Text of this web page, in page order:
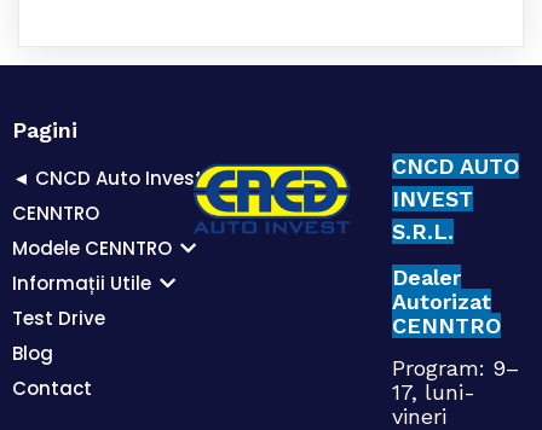
Pagini
◄ CNCD Auto Invest
CENNTRO
Modele CENNTRO
Informații Utile
Test Drive
Blog
Contact
CNCD AUTO
INVEST
S.R.L.
Dealer
Autorizat
CENNTRO
Program: 9–
17, luni-
vineri